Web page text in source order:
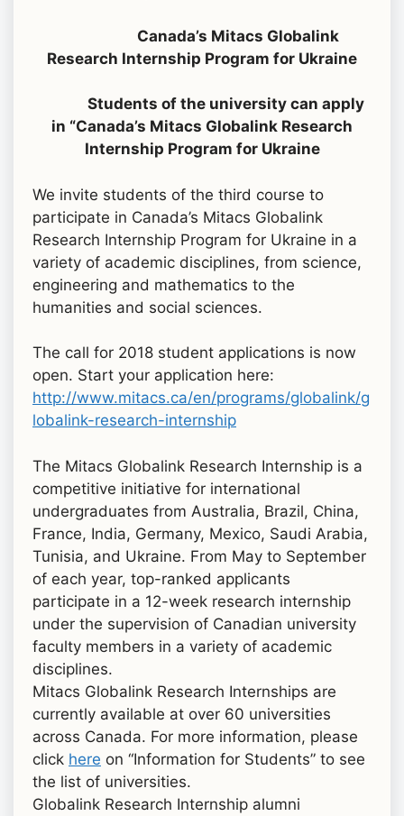
Сanada’s Mitacs Globalink
Research Internship Program for Ukraine
Students of the university can apply
in “Сanada’s Mitacs Globalink Research
Internship Program for Ukraine
We invite students of the third course to
participate in Сanada’s Mitacs Globalink
Research Internship Program for Ukraine in a
variety of academic disciplines, from science,
engineering and mathematics to the
humanities and social sciences.
The call for 2018 student applications is now
open. Start your application here:
http://www.mitacs.ca/en/programs/globalink/g
lobalink-research-internship
The Mitacs Globalink Research Internship is a
competitive initiative for international
undergraduates from Australia, Brazil, China,
France, India, Germany, Mexico, Saudi Arabia,
Tunisia, and Ukraine. From May to September
of each year, top-ranked applicants
participate in a 12-week research internship
under the supervision of Canadian university
faculty members in a variety of academic
disciplines.
Mitacs Globalink Research Internships are
currently available at over 60 universities
across Canada. For more information, please
click here on “Information for Students” to see
the list of universities.
Globalink Research Internship alumni